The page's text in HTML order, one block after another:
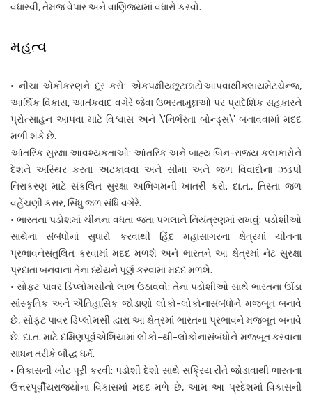
વધારવી, તેમજ વેપાર અને વાણિજ્યમાં વધારો કરવો.
મહત્વ
• નીચા એકીકરણને દૂર કરો: એકપક્ષીયછૂટછાટોઆપવાથીક્લાયમેટચેન્જ,
આર્થિક વિકાસ, આતંકવાદ વગેરે જેવા ઉભરતામુદ્દાઓ પર પ્રાદેશિક સહકારને
પ્રોત્સાહન આપવા માટે વિશ્વાસ અને \'નિર્ભરતા બોન્ડ્સ\' બનાવવામાં મદદ
મળી શકે છે.
આંતરિક સુરક્ષા આવશ્યકતાઓ: આંતરિક અને બાહ્ય બિન-રાજ્ય કલાકારોને
દેશને અસ્થિર કરતા અટકાવવા અને સીમા અને જળ વિવાદોના ઝડપી
નિરાકરણ માટે સંકલિત સુરક્ષા અભિગમની ખાતરી કરો. દા.ત., તિસ્તા જળ
વહેંચણી કરાર, સિંધુ જળ સંધિ વગેરે.
• ભારતના પડોશમાં ચીનના વધતા જતા પગલાને નિયંત્રણમાં રાખવું: પડોશીઓ
સાથેના સંબંધોમાં સુધારો કરવાથી હિંદ મહાસાગરના ક્ષેત્રમાં ચીનના
પ્રભાવનેસંતુલિત કરવામાં મદદ મળશે અને ભારતને આ ક્ષેત્રમાં નેટ સુરક્ષા
પ્રદાતા બનવાના તેના ધ્યેયને પૂર્ણ કરવામાં મદદ મળશે.
• સોફ્ટ પાવર ડિપ્લોમસીનો લાભ ઉઠાવવો: તેના પડોશીઓ સાથે ભારતના ઊંડા
સાંસ્કૃતિક અને ઐતિહાસિક જોડાણો લોકો-લોકોનાસંબંધોને મજબૂત બનાવે
છે, સોફ્ટ પાવર ડિપ્લોમસી દ્વારા આ ક્ષેત્રમાં ભારતના પ્રભાવને મજબૂત બનાવે
છે. દા.ત. માટે દક્ષિણપૂર્વએશિયામાં લોકો-થી-લોકોનાસંબંધોને મજબૂત કરવાના
સાધન તરીકે બૌદ્ધ ધર્મ.
• વિકાસની ખોટ પૂરી કરવી: પડોશી દેશો સાથે સક્રિય રીતે જોડાવાથી ભારતના
ઉત્તરપૂર્વીયરાજ્યોના વિકાસમાં મદદ મળે છે, આમ આ પ્રદેશમાં વિકાસની